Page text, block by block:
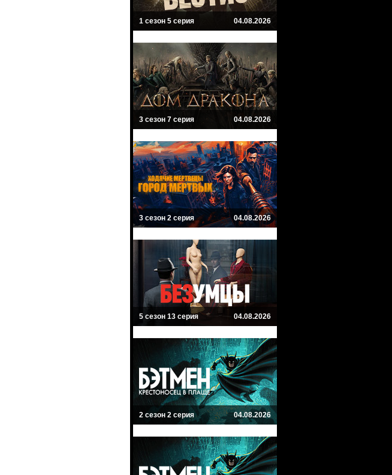
1 сезон 5 серия 04.08.2026
3 сезон 7 серия 04.08.2026
3 сезон 2 серия 04.08.2026
5 сезон 13 серия 04.08.2026
2 сезон 2 серия 04.08.2026